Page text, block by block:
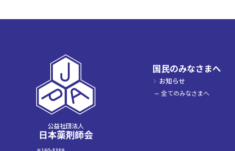
公益社団法人
日本薬剤師会
国民のみなさまへ
お知らせ
全てのみなさまへ